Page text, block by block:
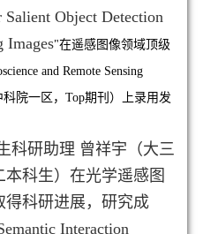
Object Detection
Images"在遥感图像领域顶级
and Remote Sensing
科院一区，Top期刊）上录用发
科研助理 曾祥宇（大三
科生）在光学遥感图
科研进展，研究成
Interaction